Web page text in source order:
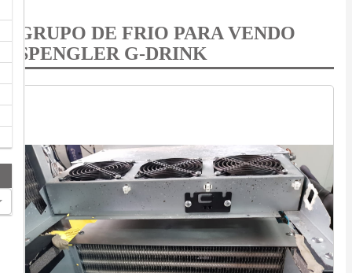
GRUPO DE FRIO PARA VENDO
SPENGLER G-DRINK